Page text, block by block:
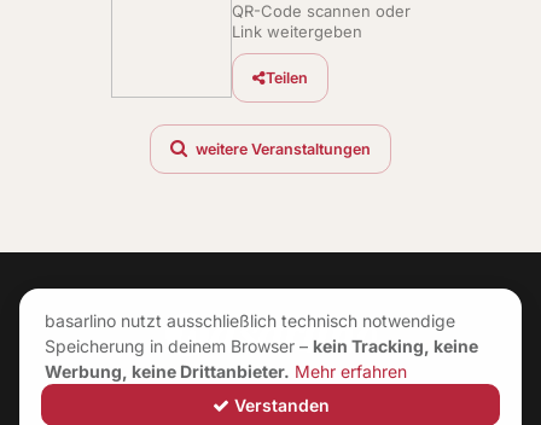
QR-Code scannen oder
Link weitergeben
Teilen
weitere Veranstaltungen
Impressum|AGB|
basarlino nutzt ausschließlich technisch notwendige
Speicherung in deinem Browser – kein Tracking, keine
Werbung, keine Drittanbieter. Mehr erfahren
Verstanden